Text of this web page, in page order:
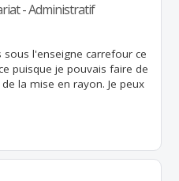
- Administratif
sous l'enseigne carrefour ce
puisque je pouvais faire de
la mise en rayon. Je peux